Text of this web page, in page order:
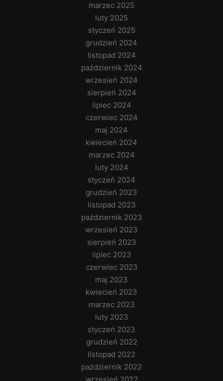
marzec 2025
luty 2025
styczeń 2025
grudzień 2024
listopad 2024
październik 2024
wrzesień 2024
sierpień 2024
lipiec 2024
czerwiec 2024
maj 2024
kwiecień 2024
marzec 2024
luty 2024
styczeń 2024
grudzień 2023
listopad 2023
październik 2023
wrzesień 2023
sierpień 2023
lipiec 2023
czerwiec 2023
maj 2023
kwiecień 2023
marzec 2023
luty 2023
styczeń 2023
grudzień 2022
listopad 2022
październik 2022